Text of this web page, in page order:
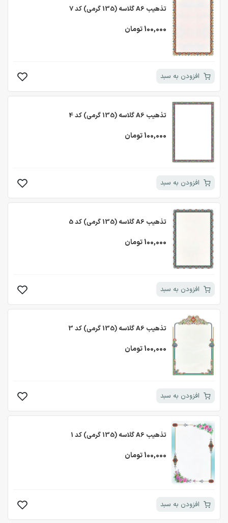
تذهیب A6 گلاسه (135 گرمی) کد 7
100,000 تومان
افزودن به سبد
تذهیب A6 گلاسه (135 گرمی) کد 4
100,000 تومان
افزودن به سبد
تذهیب A6 گلاسه (135 گرمی) کد 5
100,000 تومان
افزودن به سبد
تذهیب A6 گلاسه (135 گرمی) کد 3
100,000 تومان
افزودن به سبد
تذهیب A6 گلاسه (135 گرمی) کد 1
100,000 تومان
افزودن به سبد